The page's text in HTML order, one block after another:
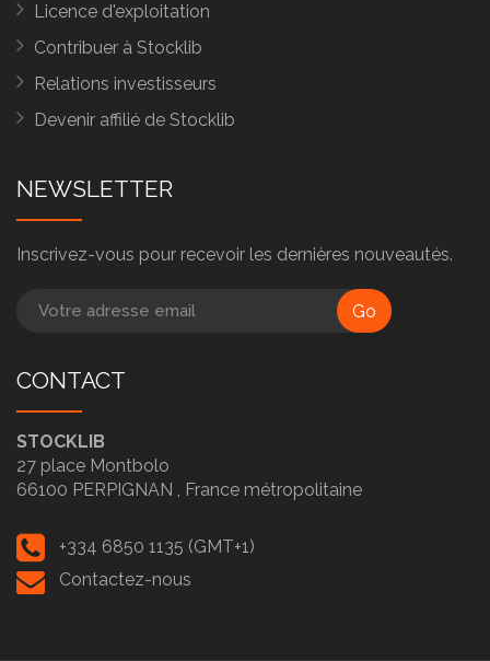
Licence d'exploitation
Contribuer à Stocklib
Relations investisseurs
Devenir affilié de Stocklib
NEWSLETTER
Inscrivez-vous pour recevoir les dernières nouveautés.
Go
CONTACT
STOCKLIB
27 place Montbolo
66100 PERPIGNAN , France métropolitaine
+334 6850 1135 (GMT+1)
Contactez-nous